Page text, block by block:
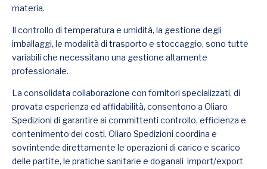
materia.
Il controllo di temperatura e umidità, la gestione degli
imballaggi, le modalità di trasporto e stoccaggio, sono tutte
variabili che necessitano una gestione altamente
professionale.
La consolidata collaborazione con fornitori specializzati, di
provata esperienza ed affidabilità, consentono a Oliaro
Spedizioni di garantire ai committenti controllo, efficienza e
contenimento dei costi. Oliaro Spedizioni coordina e
sovrintende direttamente le operazioni di carico e scarico
delle partite, le pratiche sanitarie e doganali import/export